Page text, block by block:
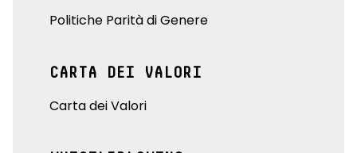
Politiche Parità di Genere
CARTA DEI VALORI
Carta dei Valori